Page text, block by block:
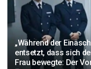
„Während der
entsetzt, dass sich
Frau bewegte: Der